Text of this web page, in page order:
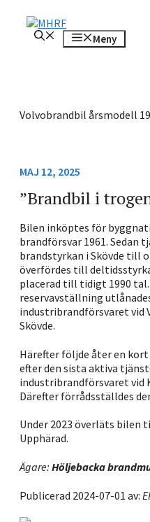
innehåll
Meny
Volvobrandbil årsmodell
MAJ 12, 2025
”Brandbil i
Bilen inköptes för
brandförsvar 1961. Sedan
brandstyrkan i Skövde till
överfördes till
placerad till tidigt 1990 tal.
reservavställning
industribrandförsvaret vid
Skövde.
Härefter följde åter en
efter den sista aktiva
industribrandförsvaret vid
Därefter förrådsställdes
Under 2023 överläts bilen
Upphärad.
Ägare: Höljebacka
Publicerad 2024-07-01 av: